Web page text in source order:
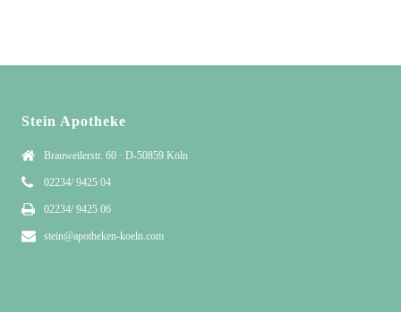
Stein Apotheke
Brauweilerstr. 60 · D-50859 Köln
02234/ 9425 04
02234/ 9425 06
stein@apotheken-koeln.com